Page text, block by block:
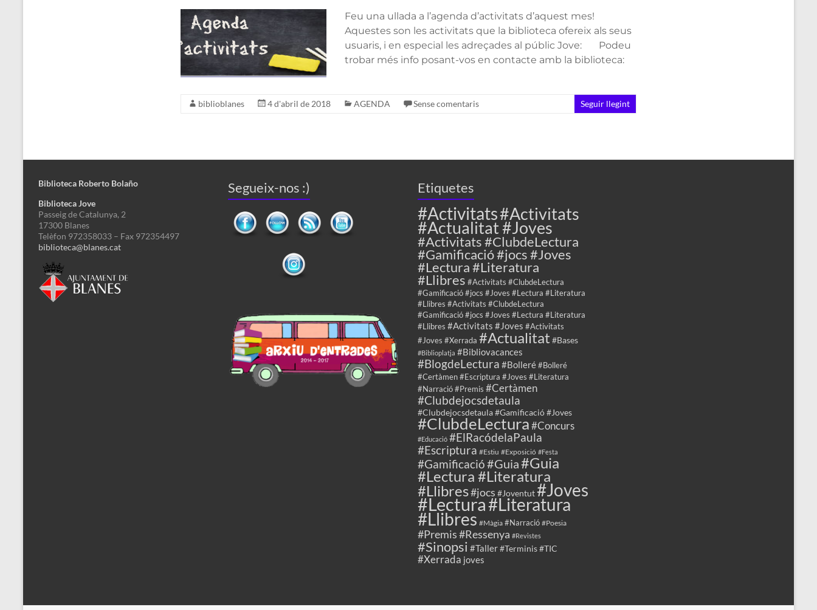
Feu una ullada a l’agenda d’activitats d’aquest mes!
Aquestes son les activitats que la biblioteca ofereix als seus
usuaris, i en especial les adreçades al públic Jove: Podeu
trobar més info posant-vos en contacte amb la biblioteca:
biblioblanes 4 d'abril de 2018 AGENDA Sense comentaris Seguir llegint
Biblioteca Roberto Bolaño
Biblioteca Jove
Passeig de Catalunya, 2
17300 Blanes
Telèfon 972358033 – Fax 972354497
biblioteca@blanes.cat
Segueix-nos :) Etiquetes
#Activitats#Activitats
#Actualitat #Joves
#Activitats #ClubdeLectura
#Gamificació #jocs #Joves
#Lectura #Literatura
#Llibres #Activitats #ClubdeLectura
#Gamificació #jocs #Joves #Lectura #Literatura
#Llibres #Activitats #ClubdeLectura
#Gamificació #jocs #Joves #Lectura #Literatura
#Llibres #Activitats #Joves #Activitats
#Joves #Xerrada #Actualitat #Bases
#Biblioplatja #Bibliovacances
#BlogdeLectura #Bolleré #Bolleré
#Certàmen #Escriptura #Joves #Literatura
#Narració #Premis #Certàmen
#Clubdejocsdetaula
#Clubdejocsdetaula #Gamificació #Joves
#ClubdeLectura#Concurs
#Educació #ElRacódelaPaula
#Escriptura #Estiu #Exposició #Festa
#Gamificació#Guia#Guia
#Lectura #Literatura
#Llibres#jocs #Joventut#Joves
#Lectura#Literatura
#Llibres #Màgia #Narració #Poesia
#Premis#Ressenya #Revistes
#Sinopsi #Taller#Terminis#TIC
#Xerrada joves